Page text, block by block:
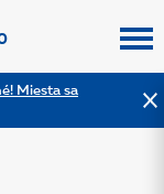
Miesta sa